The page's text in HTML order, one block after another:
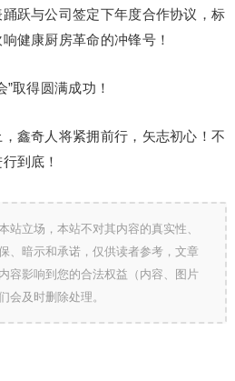
跃与公司签定下年度合作协议，标
健康厨房革命的冲锋号！
取得圆满成功！
鑫奇人将紧拥前行，矢志初心！不
到底！
站立场，本站不对其内容的真实性、
、暗示和承诺，仅供读者参考，文章
容影响到您的合法权益（内容、图片
会及时删除处理。